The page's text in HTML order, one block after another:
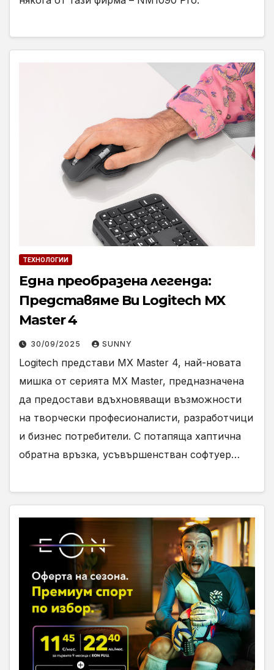
ТЕХНОЛОГИИ
Една преобразена легенда:
Представяме Ви Logitech MX
Master 4
30/09/2025 SUNNY
Logitech представи MX Master 4, най-новата
мишка от серията MX Master, предназначена
да предостави вдъхновяващи възможности
на творчески професионалисти, разработчици
и бизнес потребители. С потапяща хаптична
обратна връзка, усъвършенстван софтуер…